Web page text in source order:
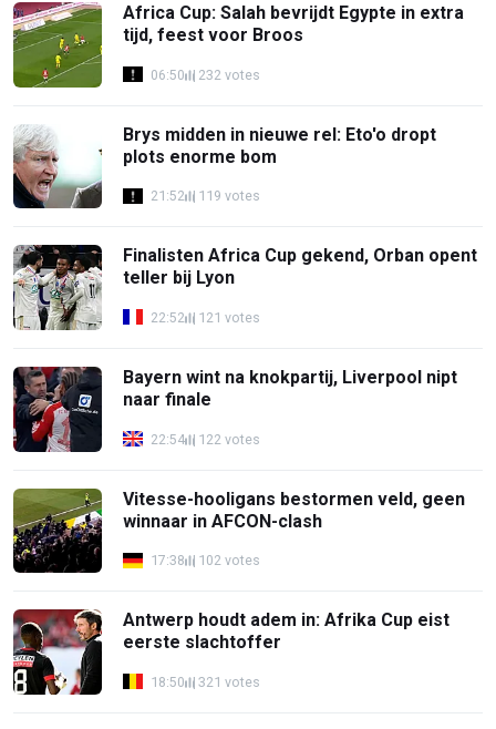
Africa Cup: Salah bevrijdt Egypte in extra
tijd, feest voor Broos
06:50 232 votes
Brys midden in nieuwe rel: Eto'o dropt
plots enorme bom
21:52 119 votes
Finalisten Africa Cup gekend, Orban opent
teller bij Lyon
22:52 121 votes
Bayern wint na knokpartij, Liverpool nipt
naar finale
22:54 122 votes
Vitesse-hooligans bestormen veld, geen
winnaar in AFCON-clash
17:38 102 votes
Antwerp houdt adem in: Afrika Cup eist
eerste slachtoffer
18:50 321 votes